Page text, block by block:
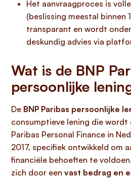
Het aanvraagproces is
(beslissing meestal binnen
transparant en wordt
deskundig advies via
Wat is de BNP
persoonlijke
De BNP Paribas persoonlijke
consumptieve lening die wordt
Paribas Personal Finance in
2017, specifiek ontwikkeld om
financiële behoeften te
zich door een vast bedrag en